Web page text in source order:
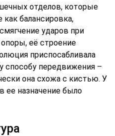
отделов, которые
балансировка,
ударов при
её строение
приспосабливала
способу передвижения –
она схожа с кистью. У
ее назначение было